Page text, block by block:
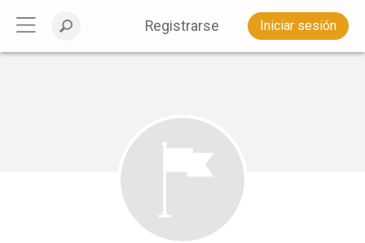
Registrarse Iniciar sesión